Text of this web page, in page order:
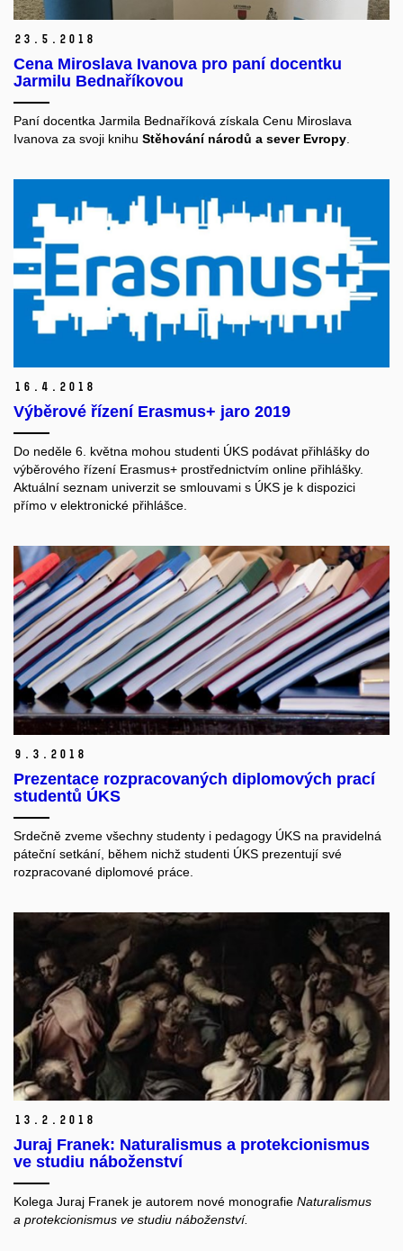
23. 5. 2018
Cena Miroslava Ivanova pro paní docentku
Jarmilu Bednaříkovou
Paní docentka Jarmila Bednaříková získala Cenu Miroslava
Ivanova za svoji knihu Stěhování národů a sever Evropy
16. 4. 2018
Výběrové řízení Erasmus+ jaro 2019
Do neděle 6. května mohou studenti ÚKS podávat přihlášky do
výběrového řízení Erasmus+ prostřednictvím online přihlášky.
Aktuální seznam univerzit se smlouvami s ÚKS je k dispozici
přímo v elektronické přihlášce.
9. 3. 2018
Prezentace rozpracovaných diplomových prací
studentů ÚKS
Srdečně zveme všechny studenty i pedagogy ÚKS na pravidelná
páteční setkání, během nichž studenti ÚKS prezentují své
rozpracované diplomové práce.
13. 2. 2018
Juraj Franek: Naturalismus a protekcionismus
ve studiu náboženství
Kolega Juraj Franek je autorem nové monografie Naturalismus
a protekcionismus ve studiu náboženství.